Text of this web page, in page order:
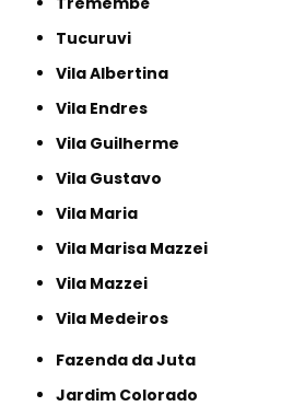
Tucuruvi
Vila Albertina
Vila Endres
Vila Guilherme
Vila Gustavo
Vila Maria
Vila Marisa Mazzei
Vila Mazzei
Vila Medeiros
Fazenda da Juta
Jardim Colorado